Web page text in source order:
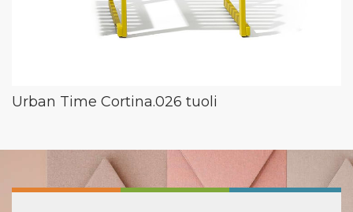
Urban Time Cortina.026 tuoli